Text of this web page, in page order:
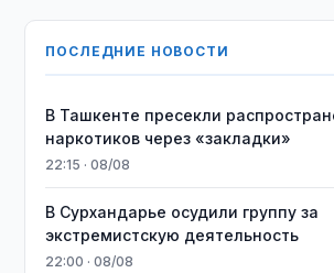
ПОСЛЕДНИЕ НОВОСТИ
В Ташкенте пресекли
наркотиков через «закладки»
22:15 · 08/08
В Сурхандарье осудили группу за
экстремистскую деятельность
22:00 · 08/08